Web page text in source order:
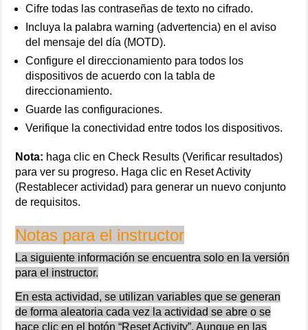
Cifre todas las contraseñas de texto no cifrado.
Incluya la palabra warning (advertencia) en el aviso
del mensaje del día (MOTD).
Configure el direccionamiento para todos los
dispositivos de acuerdo con la tabla de
direccionamiento.
Guarde las configuraciones.
Verifique la conectividad entre todos los dispositivos.
Nota: haga clic en Check Results (Verificar resultados)
para ver su progreso. Haga clic en Reset Activity
(Restablecer actividad) para generar un nuevo conjunto
de requisitos.
Notas para el instructor
La siguiente información se encuentra solo en la versión
para el instructor.
En esta actividad, se utilizan variables que se generan
de forma aleatoria cada vez la actividad se abre o se
hace clic en el botón “Reset Activity”. Aunque en las